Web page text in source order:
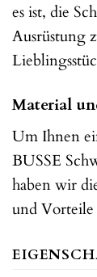
es ist, die
Ausrüstung
Material
Um Ihnen
BUSSE
haben wir
und Vorteile